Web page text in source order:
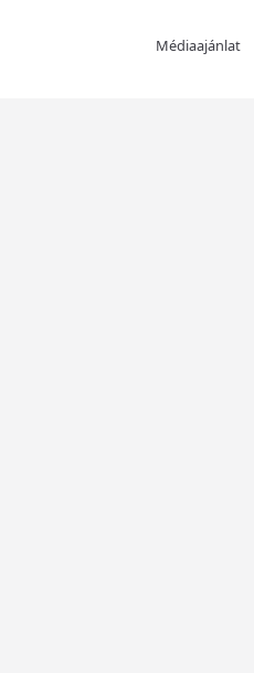
Médiaajánlat